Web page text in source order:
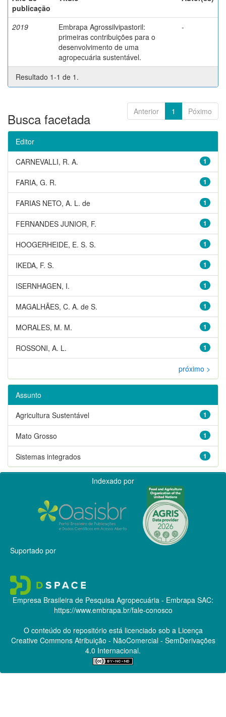
publicação
2019
Embrapa Agrossilvipastoril:
primeiras contribuições para o
desenvolvimento de uma
agropecuária sustentável.
-
Resultado 1-1 de 1.
Anterior 1 Póximo
Busca facetada
Editor
1
CARNEVALLI, R. A.
1
FARIA, G. R.
1
FARIAS NETO, A. L. de
1
FERNANDES JUNIOR, F.
1
HOOGERHEIDE, E. S. S.
1
IKEDA, F. S.
1
ISERNHAGEN, I.
1
MAGALHÃES, C. A. de S.
1
MORALES, M. M.
1
ROSSONI, A. L.
próximo >
Assunto
1
Agricultura Sustentável
1
Mato Grosso
1
Sistemas integrados
Indexado por
Suportado por
Empresa Brasileira de Pesquisa Agropecuária - Embrapa SAC:
https://www.embrapa.br/fale-conosco
O conteúdo do repositório está licenciado sob a Licença
Creative CommonsAtribuição - NãoComercial - SemDerivações
4.0 Internacional.